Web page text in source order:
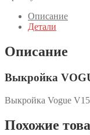
Описание
Детали
Описание
Выкройка
Выкройка Vogue
Похожие